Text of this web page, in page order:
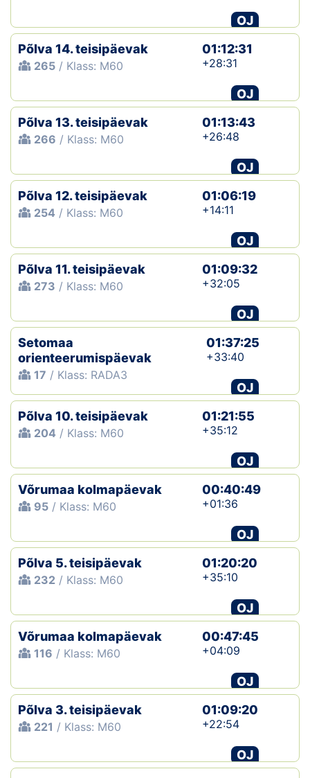
OJ
Põlva 14. teisipäevak
265 / Klass: M60
01:12:31
+28:31
OJ
Põlva 13. teisipäevak
266 / Klass: M60
01:13:43
+26:48
OJ
Põlva 12. teisipäevak
254 / Klass: M60
01:06:19
+14:11
OJ
Põlva 11. teisipäevak
273 / Klass: M60
01:09:32
+32:05
OJ
Setomaa
orienteerumispäevak
17 / Klass: RADA3
01:37:25
+33:40
OJ
Põlva 10. teisipäevak
204 / Klass: M60
01:21:55
+35:12
OJ
Võrumaa kolmapäevak
95 / Klass: M60
00:40:49
+01:36
OJ
Põlva 5. teisipäevak
232 / Klass: M60
01:20:20
+35:10
OJ
Võrumaa kolmapäevak
116 / Klass: M60
00:47:45
+04:09
OJ
Põlva 3. teisipäevak
221 / Klass: M60
01:09:20
+22:54
OJ